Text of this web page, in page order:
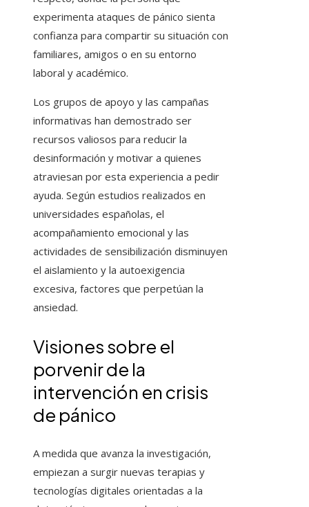
experimenta ataques de pánico sienta
confianza para compartir su situación con
familiares, amigos o en su entorno
laboral y académico.
Los grupos de apoyo y las campañas
informativas han demostrado ser
recursos valiosos para reducir la
desinformación y motivar a quienes
atraviesan por esta experiencia a pedir
ayuda. Según estudios realizados en
universidades españolas, el
acompañamiento emocional y las
actividades de sensibilización disminuyen
el aislamiento y la autoexigencia
excesiva, factores que perpetúan la
ansiedad.
Visiones sobre el
porvenir de la
intervención en crisis
de pánico
A medida que avanza la investigación,
empiezan a surgir nuevas terapias y
tecnologías digitales orientadas a la